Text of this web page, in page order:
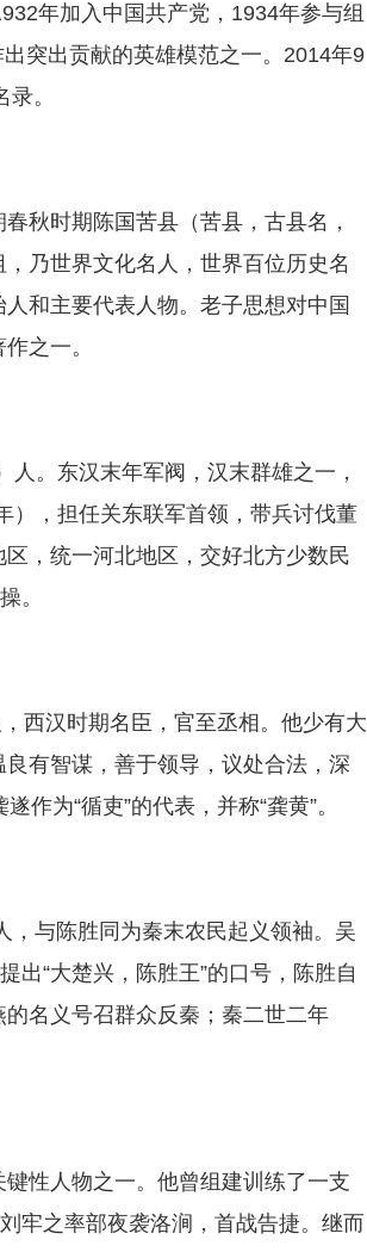
年加入中国共产党，1934年参与组
突出贡献的英雄模范之一。2014年9
。
秋时期陈国苦县（苦县，古县名，
乃世界文化名人，世界百位历史名
和主要代表人物。老子思想对中国
之一。
。东汉末年军阀，汉末群雄之一，
），担任关东联军首领，带兵讨伐董
，统一河北地区，交好北方少数民
。
西汉时期名臣，官至丞相。他少有大
有智谋，善于领导，议处合法，深
为“循吏”的代表，并称“龚黄”。
，与陈胜同为秦末农民起义领袖。吴
出“大楚兴，陈胜王”的口号，陈胜自
名义号召群众反秦；秦二世二年
性人物之一。他曾组建训练了一支
牢之率部夜袭洛涧，首战告捷。继而